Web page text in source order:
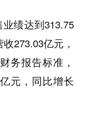
绩达到313.75
273.03亿元，
务报告标准，
元，同比增长